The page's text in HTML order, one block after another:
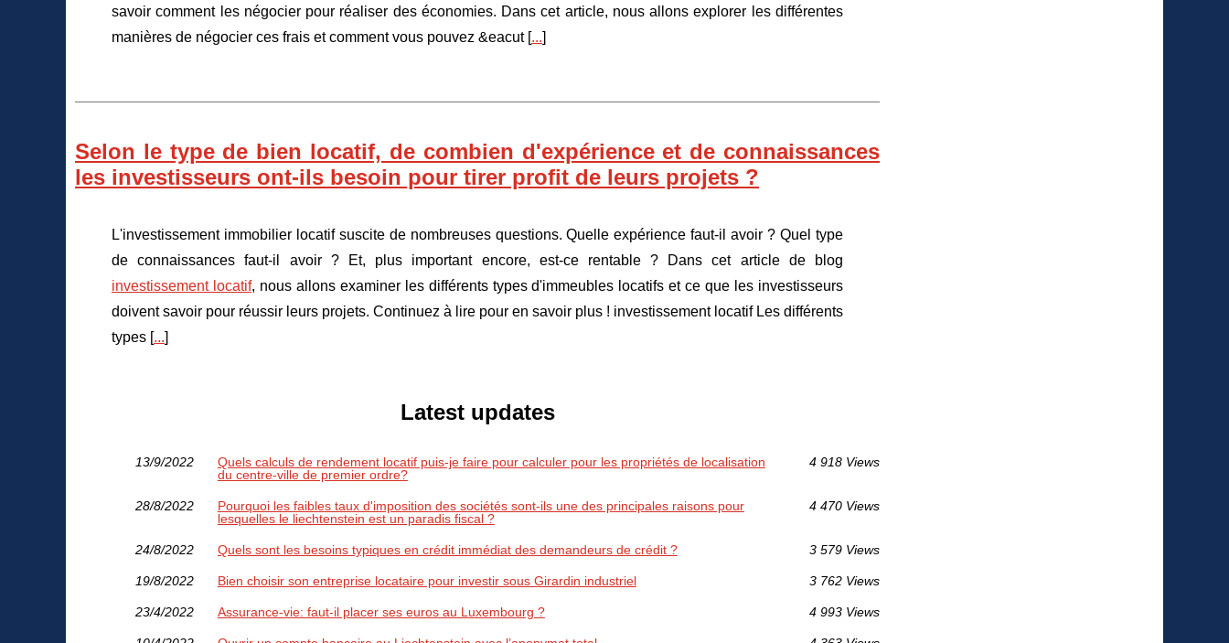
savoir comment les négocier pour réaliser des économies. Dans cet article, nous allons explorer les différentes
manières de négocier ces frais et comment vous pouvez &eacut [...]
Selon le type de bien locatif, de combien d'expérience et de connaissances
les investisseurs ont-ils besoin pour tirer profit de leurs projets ?
L'investissement immobilier locatif suscite de nombreuses questions. Quelle expérience faut-il avoir ? Quel type
de connaissances faut-il avoir ? Et, plus important encore, est-ce rentable ? Dans cet article de blog
investissement locatif, nous allons examiner les différents types d'immeubles locatifs et ce que les investisseurs
doivent savoir pour réussir leurs projets. Continuez à lire pour en savoir plus ! investissement locatif Les différents
types [ ...
Latest updates
13/9/2022
Quels calculs de rendement locatif puis-je faire pour calculer pour les propriétés de localisation
du centre-ville de premier ordre?
4 918 Views
28/8/2022
Pourquoi les faibles taux d'imposition des sociétés sont-ils une des principales raisons pour
lesquelles le liechtenstein est un paradis fiscal ?
4 470 Views
24/8/2022 Quels sont les besoins typiques en crédit immédiat des demandeurs de crédit ? 3 579 Views
19/8/2022 Bien choisir son entreprise locataire pour investir sous Girardin industriel 3 762 Views
23/4/2022 Assurance-vie: faut-il placer ses euros au Luxembourg ? 4 993 Views